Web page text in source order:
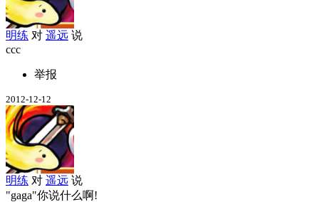
明练 对 遥远 说
ccc
举报
2012-12-12
明练 对 遥远 说
gaga 你说什么啊!